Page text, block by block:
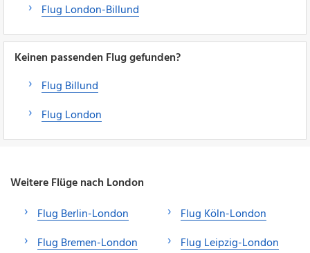
Flug London-Billund
Keinen passenden Flug gefunden?
Flug Billund
Flug London
Weitere Flüge nach London
Flug Berlin-London
Flug Bremen-London
Flug Köln-London
Flug Leipzig-London